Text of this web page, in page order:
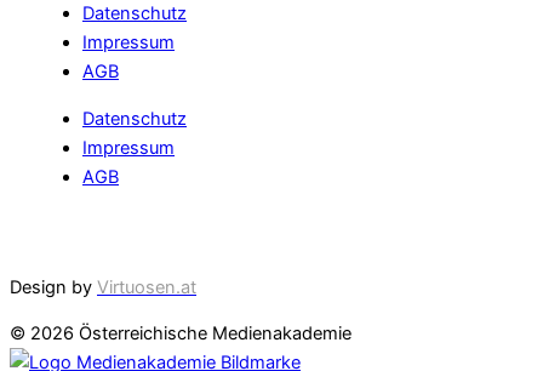
Datenschutz
Impressum
AGB
Datenschutz
Impressum
AGB
Design by Virtuosen.at
© 2026 Österreichische Medienakademie